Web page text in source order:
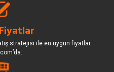
stratejisi ile en uygun fiyatlar